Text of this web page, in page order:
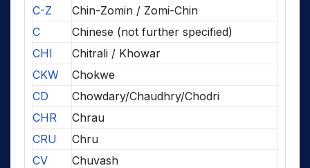
C-Z
Chin-Zomin / Zomi-Chin
C
Chinese (not further specified)
CHI
Chitrali / Khowar
CKW
Chokwe
CD
Chowdary/Chaudhry/Chodri
CHR
Chrau
CRU
Chru
CV
Chuvash